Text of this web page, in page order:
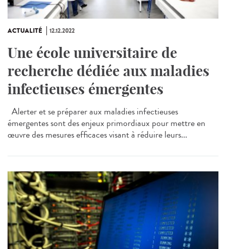
ACTUALITÉ 12.12.2022
Une école universitaire de
recherche dédiée aux maladies
infectieuses émergentes
Alerter et se préparer aux maladies infectieuses
émergentes sont des enjeux primordiaux pour mettre en
œuvre des mesures efficaces visant à réduire leurs...